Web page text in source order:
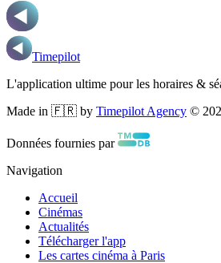
Timepilot
L'application ultime pour les horaires &
Made in 🇫🇷 by Timepilot Agency ©
Données fournies par
Navigation
Accueil
Cinémas
Actualités
Télécharger l'app
Les cartes cinéma à Paris